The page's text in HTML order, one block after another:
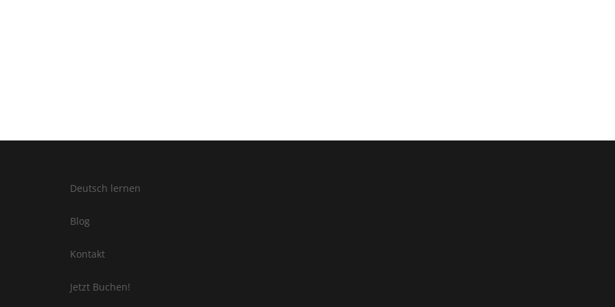
Deutsch lernen
Blog
Kontakt
Jetzt Buchen!